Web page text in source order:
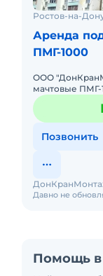
Ростов-на-
Аренда
ПМГ-1000
ООО
мачтовые ПМГ-
80 м. Без
малой
Позвонить
Давно не
Помощь в